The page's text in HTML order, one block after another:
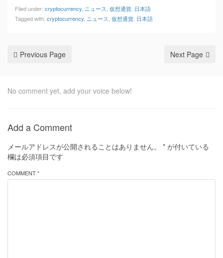
Filed under: cryptocurrency ニュース 仮想通貨 日本語
Tagged with: cryptocurrency ニュース 仮想通貨 日本語
Previous Page Next Page
No comment yet, add your voice below!
Add a Comment
メールアドレスが公開されることはありません。 * が付いている
欄は必須項目です
COMMENT *